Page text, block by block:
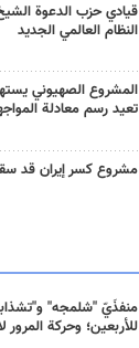
قيادي حزب الدعوة
النظام العالمي الجديد
المشروع الصهيوني
تعيد رسم معادلة
مشروع كسر إيران قد
منفذَيّ "شلمجه"
للأربعين؛ وحركة المرور